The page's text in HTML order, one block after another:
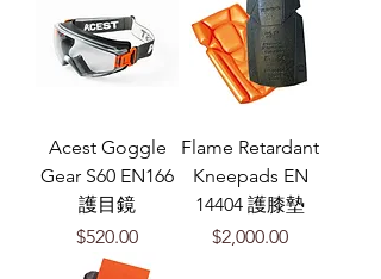
Acest Goggle
Gear S60 EN166
護目鏡
價格
$520.00
Flame Retardant
Kneepads EN
14404 護膝墊
價格
$2,000.00